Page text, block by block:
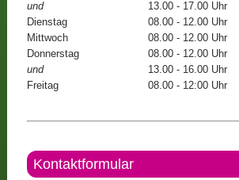
und
13.00 - 17.00 Uhr
Dienstag
08.00 - 12.00 Uhr
Mittwoch
08.00 - 12.00 Uhr
Donnerstag
08.00 - 12.00 Uhr
und
13.00 - 16.00 Uhr
Freitag
08.00 - 12:00 Uhr
Kontaktformular